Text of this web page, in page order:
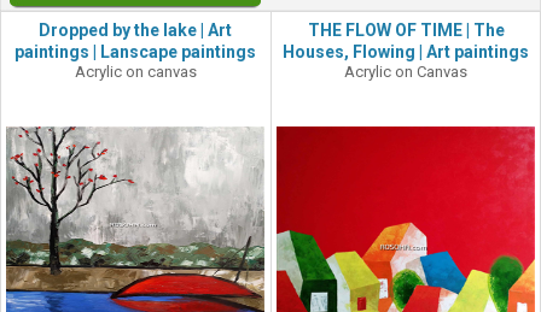
Dropped by the lake | Art
paintings | Lanscape paintings
Acrylic on canvas
THE FLOW OF TIME | The
Houses, Flowing | Art paintings
Acrylic on Canvas